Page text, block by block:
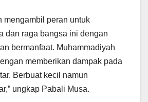
mengambil peran untuk
dan raga bangsa ini dengan
bermanfaat. Muhammadiyah
memberikan dampak pada
Berbuat kecil namun
ungkap Pabali Musa.